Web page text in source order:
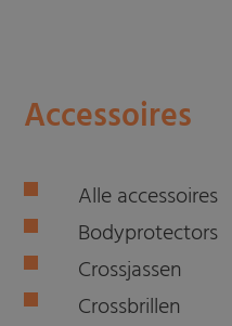
Accessoires
Alle accessoires
Bodyprotectors
Crossjassen
Crossbrillen